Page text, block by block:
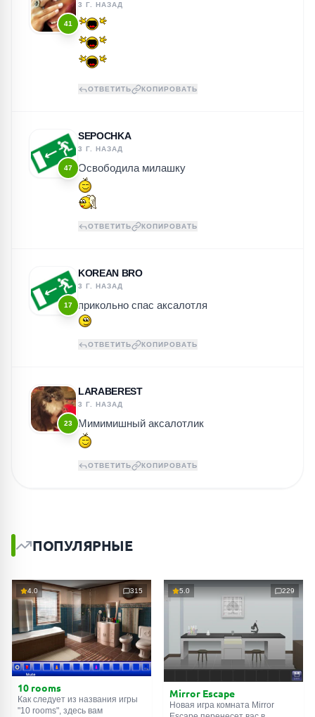
41
3 Г. НАЗАД
ОТВЕТИТЬ КОПИРОВАТЬ
47
SEPOCHKA
3 Г. НАЗАД
Освободила милашку
ОТВЕТИТЬ КОПИРОВАТЬ
17
KOREAN BRO
3 Г. НАЗАД
прикольно спас аксалотля
ОТВЕТИТЬ КОПИРОВАТЬ
23
LARABEREST
3 Г. НАЗАД
Мимимишный аксалотлик
ОТВЕТИТЬ КОПИРОВАТЬ
ПОПУЛЯРНЫЕ
4.0 315
10 rooms
Как следует из названия игры
"10 rooms", здесь вам
5.0 229
Mirror Escape
Новая игра комната Mirror